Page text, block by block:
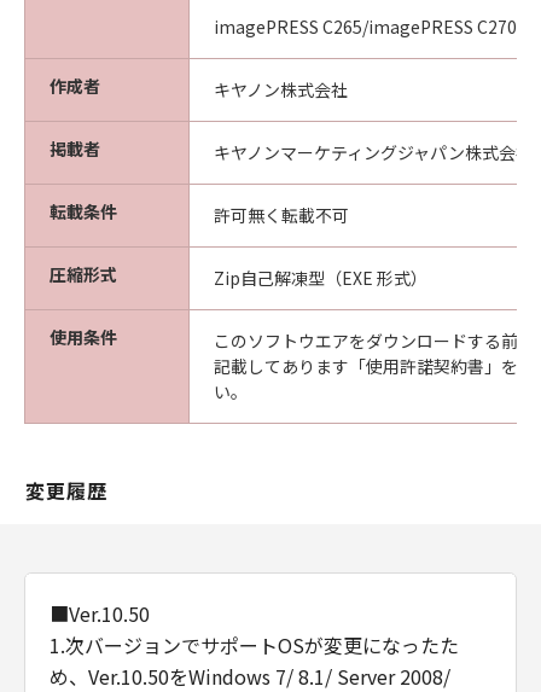
imagePRESS C265/imagePRESS C270
作成者 キヤノン株式会社
掲載者 キヤノンマーケティングジャパン株式会社
転載条件 許可無く転載不可
圧縮形式 Zip自己解凍型（EXE 形式）
使用条件
このソフトウエアをダウンロードする前
記載してあります「使用許諾契約書」を
い。
変更履歴
■Ver.10.50
1.次バージョンでサポートOSが変更になったた
め、Ver.10.50をWindows 7/ 8.1/ Server 2008/